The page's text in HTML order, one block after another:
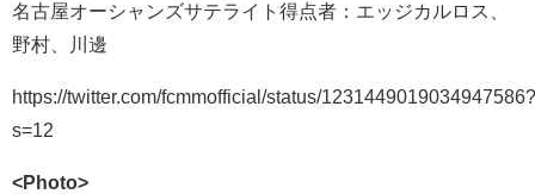
名古屋オーシャンズサテライト得点者：エッジカルロス、
野村、川邊
https://twitter.com/fcmmofficial/status/1231449019034947586?
s=12
<Photo>